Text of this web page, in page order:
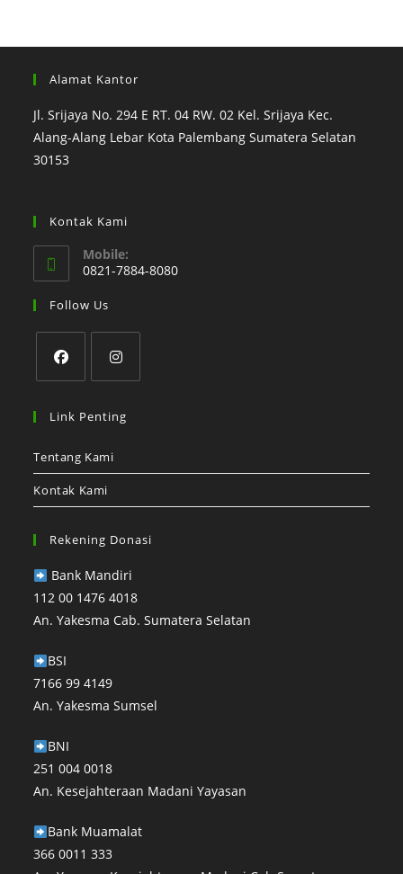
Alamat Kantor
Jl. Srijaya No. 294 E RT. 04 RW. 02 Kel. Srijaya Kec.
Alang-Alang Lebar Kota Palembang Sumatera Selatan
30153
Kontak Kami
Mobile:
0821-7884-8080
Follow Us
Link Penting
Tentang Kami
Kontak Kami
Rekening Donasi
Bank Mandiri⁣
112 00 1476 4018⁣
An. Yakesma Cab. Sumatera Selatan⁣
BSI
7166 99 4149
An. Yakesma Sumsel
BNI
251 004 0018
An. Kesejahteraan Madani Yayasan⁣
Bank Muamalat
366 0011 333